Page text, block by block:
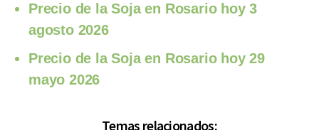
Precio de la Soja en Rosario hoy 3
agosto 2026
Precio de la Soja en Rosario hoy 29
mayo 2026
Temas relacionados: